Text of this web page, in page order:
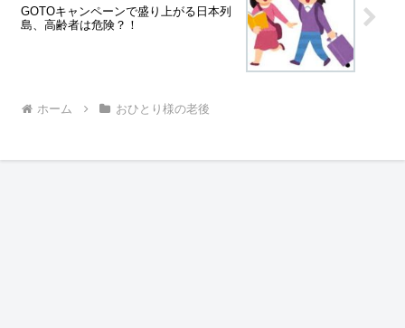
GOTOキャンペーンで盛り上がる日本列
島、高齢者は危険？！
ホーム おひとり様の老後